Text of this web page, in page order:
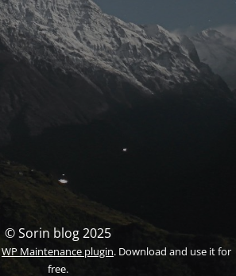
© Sorin blog 2025
WP Maintenance plugin. Download and use it for
free.